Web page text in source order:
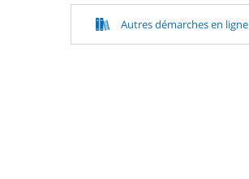
Autres démarches en ligne